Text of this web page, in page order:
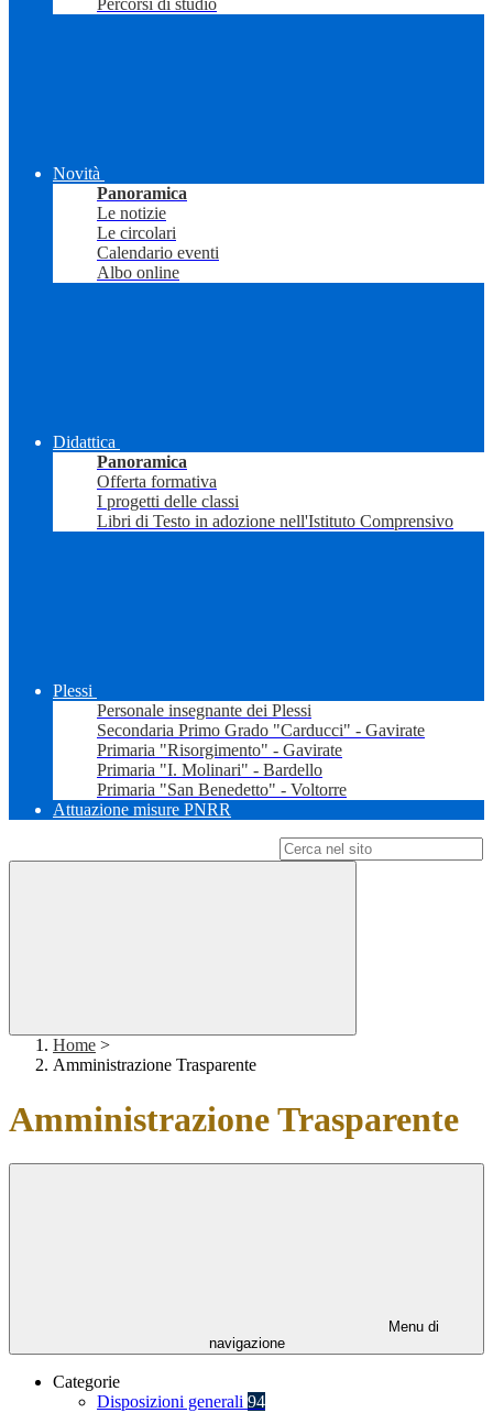
Percorsi di studio
Novità
Panoramica
Le notizie
Le circolari
Calendario eventi
Albo online
Didattica
Panoramica
Offerta formativa
I progetti delle classi
Libri di Testo in adozione nell'Istituto Comprensivo
Plessi
Personale insegnante dei Plessi
Secondaria Primo Grado "Carducci" - Gavirate
Primaria "Risorgimento" - Gavirate
Primaria "I. Molinari" - Bardello
Primaria "San Benedetto" - Voltorre
Attuazione misure PNRR
Home >
Amministrazione Trasparente
Amministrazione Trasparente
Menu di
navigazione
Categorie
Disposizioni generali 94